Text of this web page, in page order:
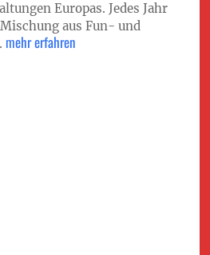
Europas. Jedes Jahr
aus Fun- und
mehr erfahren